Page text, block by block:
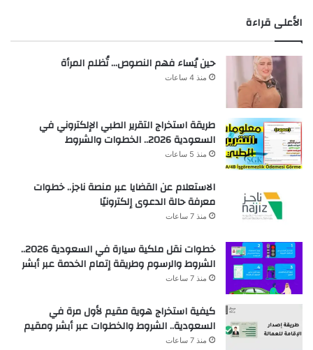
الأعلى قراءة
حين يُساء فهم النصوص… تُظلم المرأة
منذ 4 ساعات
طريقة استخراج التقرير الطبي الإلكتروني في
السعودية 2026.. الخطوات والشروط
منذ 5 ساعات
الاستعلام عن القضايا عبر منصة ناجز.. خطوات
معرفة حالة الدعوى إلكترونيًا
منذ 7 ساعات
خطوات نقل ملكية سيارة في السعودية 2026..
الشروط والرسوم وطريقة إتمام الخدمة عبر أبشر
منذ 7 ساعات
كيفية استخراج هوية مقيم لأول مرة في
السعودية.. الشروط والخطوات عبر أبشر ومقيم
منذ 7 ساعات